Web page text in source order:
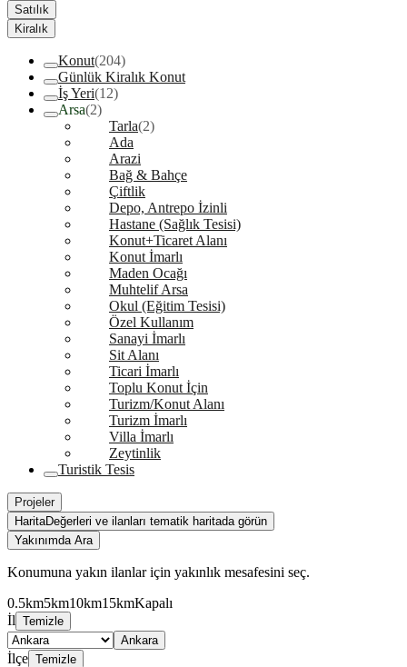
Satılık
Kiralık
Konut(204)
Günlük Kiralık Konut
İş Yeri(12)
Arsa(2)
Tarla(2)
Ada
Arazi
Bağ & Bahçe
Çiftlik
Depo, Antrepo İzinli
Hastane (Sağlık Tesisi)
Konut+Ticaret Alanı
Konut İmarlı
Maden Ocağı
Muhtelif Arsa
Okul (Eğitim Tesisi)
Özel Kullanım
Sanayi İmarlı
Sit Alanı
Ticari İmarlı
Toplu Konut İçin
Turizm/Konut Alanı
Turizm İmarlı
Villa İmarlı
Zeytinlik
Turistik Tesis
Projeler
HaritaDeğerleri ve ilanları tematik haritada görün
Yakınımda Ara
Konumuna yakın ilanlar için yakınlık mesafesini seç.
0.5km5km10km15kmKapalı
İl Temizle
Ankara
İlçe Temizle